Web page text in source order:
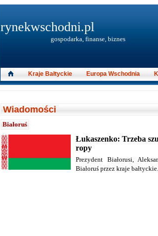
Wiadomości
Białoruś
Łukaszenko: Trzeba
ropy
Prezydent Białorusi,
Białoruś przez kraje bałtyckie.
rynekwschodni.pl
gospodarka, finanse, biznes
Kraje Bałtyckie Europa Wschodnia